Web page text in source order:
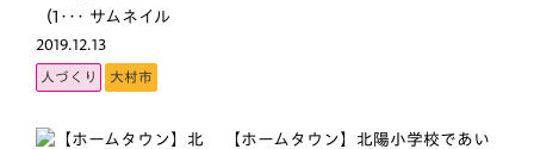
2019.12.13
人づくり 大村市
【ホームタウン】北陽小学校であい